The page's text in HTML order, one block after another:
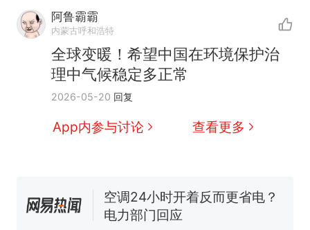
阿鲁霸霸
内蒙古呼和浩特
全球变暖！希望中国在环境保护治
理中气候稳定多正常
2026-05-20 回复
App内参与讨论 查看更多
热 十多万人报名的考试，成绩
新 搬家报价570元，搬到楼下
视频丨只要一枚命中就能让航
母瘫痪 轰-6J实力有多强？